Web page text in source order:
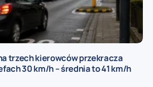
trzech kierowców przekracza
30 km/h – średnia to 41 km/h